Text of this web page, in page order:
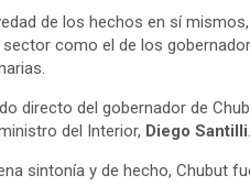
de los hechos en sí
como el de los
directo del gobernador de
del Interior, Diego Santilli.
sintonía y de hecho, Chubut